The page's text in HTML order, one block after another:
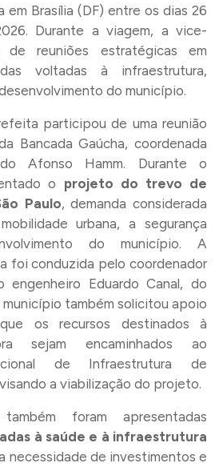
em Brasília (DF) entre os dias 26
Durante a viagem, a vice-
reuniões estratégicas em
voltadas à infraestrutura,
do município.
participou de uma reunião
Bancada Gaúcha, coordenada
Afonso Hamm. Durante o
o projeto do trevo de
Paulo, demanda considerada
urbana, a segurança
do município. A
foi conduzida pelo coordenador
Eduardo Canal, do
também solicitou apoio
os recursos destinados à
sejam encaminhados ao
de Infraestrutura de
a viabilização do projeto.
foram apresentadas
à saúde e à infraestrutura
necessidade de investimentos e